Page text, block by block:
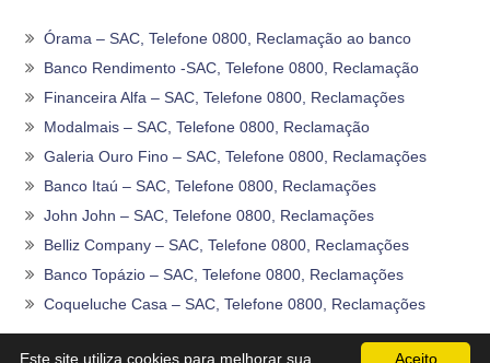
Órama – SAC, Telefone 0800, Reclamação ao banco
Banco Rendimento -SAC, Telefone 0800, Reclamação
Financeira Alfa – SAC, Telefone 0800, Reclamações
Modalmais – SAC, Telefone 0800, Reclamação
Galeria Ouro Fino – SAC, Telefone 0800, Reclamações
Banco Itaú – SAC, Telefone 0800, Reclamações
John John – SAC, Telefone 0800, Reclamações
Belliz Company – SAC, Telefone 0800, Reclamações
Banco Topázio – SAC, Telefone 0800, Reclamações
Coqueluche Casa – SAC, Telefone 0800, Reclamações
Aceito
Este site utiliza cookies para melhorar sua